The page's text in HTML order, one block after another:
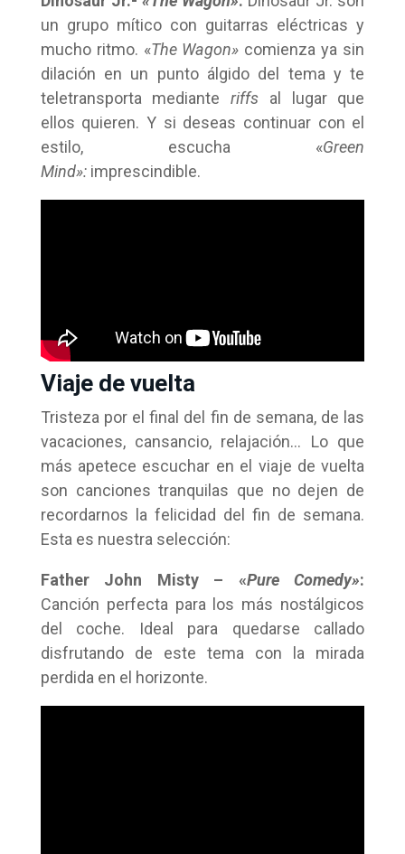
un grupo mítico con guitarras eléctricas y
mucho ritmo. «The Wagon» comienza ya sin
dilación en un punto álgido del tema y te
teletransporta medianteriffs al lugar que
ellos quieren. Y si deseas continuar con el
estilo, escucha «Green
Mind»:imprescindible.
Viaje de vuelta
Tristeza por el final del fin de semana, de las
vacaciones, cansancio, relajación… Lo que
más apetece escuchar en el viaje de vuelta
son canciones tranquilas que no dejen de
recordarnos la felicidad del fin de semana.
Esta es nuestra selección:
Father John Misty – «Pure Comedy»:
Canción perfecta para los más nostálgicos
del coche. Ideal para quedarse callado
disfrutando de este tema con la mirada
perdida en el horizonte.